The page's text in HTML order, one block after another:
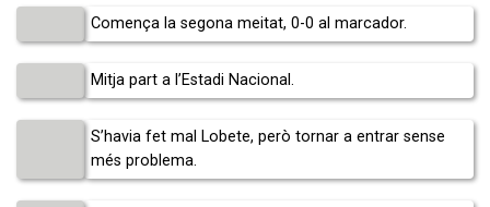
Comença la segona meitat, 0-0 al marcador.
Mitja part a l’Estadi Nacional.
S’havia fet mal Lobete, però tornar a entrar sense
més problema.